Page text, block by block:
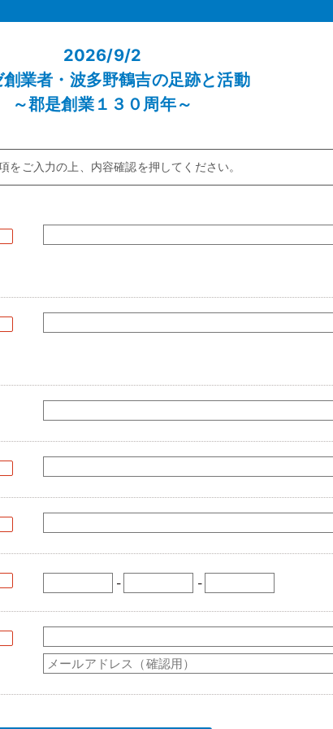
2026/9/2
創業者・波多野鶴吉の足跡と活動
～郡是創業１３０周年～
をご入力の上、内容確認を押してください。
- -